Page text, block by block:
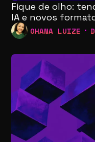
Fique de olho:
IA e novos
OHANA LUIZE